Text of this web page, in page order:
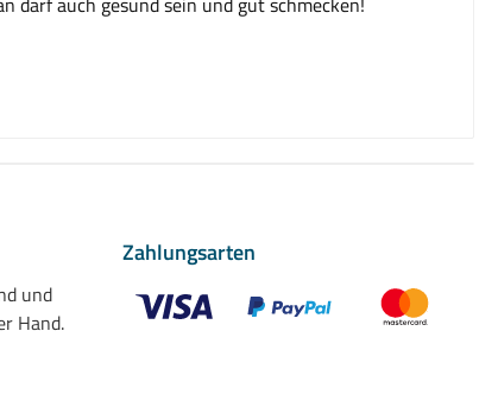
und
Hand.
Zahlungsarten